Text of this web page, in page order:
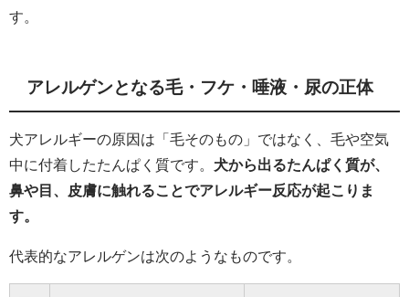
す。
アレルゲンとなる毛・フケ・唾液・尿の正体
犬アレルギーの原因は「毛そのもの」ではなく、毛や空気
中に付着したたんぱく質です。 犬から出るたんぱく質が、
鼻や目、皮膚に触れることでアレルギー反応が起こりま
す。
代表的なアレルゲンは次のようなものです。